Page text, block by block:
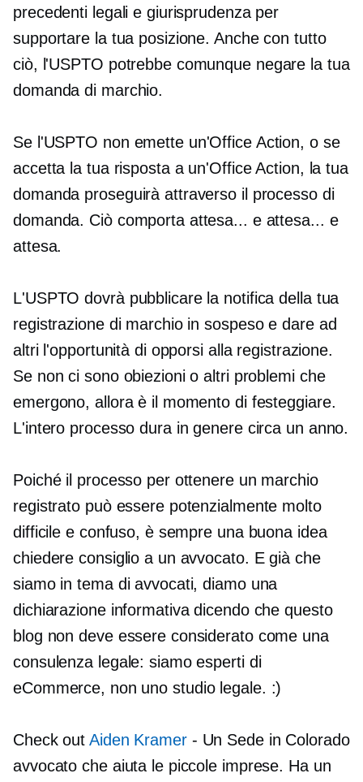
precedenti legali e giurisprudenza per
supportare la tua posizione. Anche con tutto
ciò, l'USPTO potrebbe comunque negare la tua
domanda di marchio.
Se l'USPTO non emette un'Office Action, o se
accetta la tua risposta a un'Office Action, la tua
domanda proseguirà attraverso il processo di
domanda. Ciò comporta attesa... e attesa... e
attesa.
L'USPTO dovrà pubblicare la notifica della tua
registrazione di marchio in sospeso e dare ad
altri l'opportunità di opporsi alla registrazione.
Se non ci sono obiezioni o altri problemi che
emergono, allora è il momento di festeggiare.
L'intero processo dura in genere circa un anno.
Poiché il processo per ottenere un marchio
registrato può essere potenzialmente molto
difficile e confuso, è sempre una buona idea
chiedere consiglio a un avvocato. E già che
siamo in tema di avvocati, diamo una
dichiarazione informativa dicendo che questo
blog non deve essere considerato come una
consulenza legale: siamo esperti di
eCommerce, non uno studio legale. :)
Check outAiden Kramer- Un Sede in Colorado
avvocato che aiuta le piccole imprese. Ha un